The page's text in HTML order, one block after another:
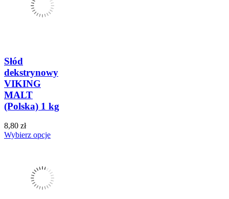
Słód
dekstrynowy
VIKING
MALT
(Polska) 1 kg
8,80 zł
Wybierz opcje